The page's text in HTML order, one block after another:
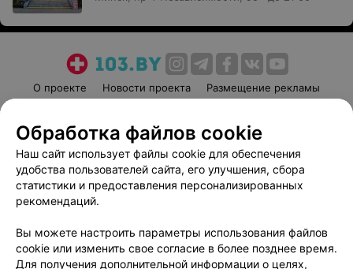
О проекте Новости проекта
Размещение рекламы
Пользовательское соглашение
Способы оплаты
Вакансии
Партнеры
Написать руководителю 103.by
Обработка персональных данных
Обработка файлов cookie
Наш сайт использует файлы cookie для обеспечения
удобства пользователей сайта, его улучшения, сбора
статистики и предоставления персонализированных
рекомендаций.
Вы можете настроить параметры использования файлов
cookie или изменить свое согласие в более позднее время.
Для получения дополнительной информации о целях,